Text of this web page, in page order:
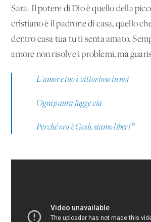
Sara. Il potere di Dio è quello della
cristiano è il padrone di casa, quello
dentro casa tua tu ti senta amato.
amore non risolve i problemi, ma
L'amore tuo è vittorioso in noi
Ogni paura fugge via
Perché ora è Gesù, siamo liberi6